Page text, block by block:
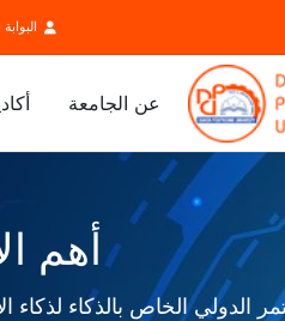
عن الجامعة
أهم
الدولي الخاص بالذكاء لذكاء